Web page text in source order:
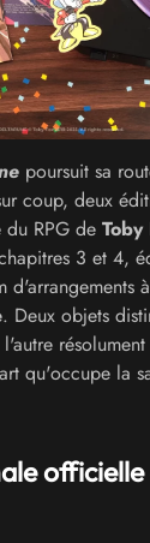
poursuit sa
coup, deux
RPG de Toby
3 et 4,
d'arrangements
. Deux objets
qu'occupe la